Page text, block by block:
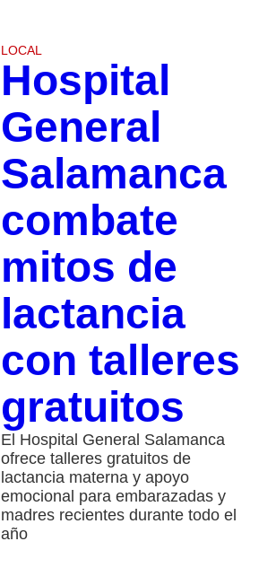
LOCAL
Hospital
General
Salamanca
combate
mitos de
lactancia
con talleres
gratuitos
El Hospital General Salamanca
ofrece talleres gratuitos de
lactancia materna y apoyo
emocional para embarazadas y
madres recientes durante todo el
año